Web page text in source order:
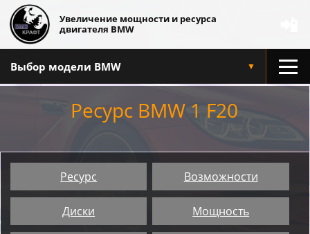
Увеличение мощности и ресурса
двигателя BMW
Выбор модели BMW ▼
Ресурс BMW 1 F20
Ресурс Возможности
Диски Мощность